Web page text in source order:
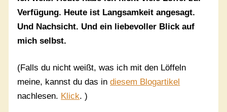
Verfügung. Heute ist Langsamkeit angesagt.
Und Nachsicht. Und ein liebevoller Blick auf
mich selbst.
(Falls du nicht weißt, was ich mit den Löffeln
meine, kannst du das indiesem Blogartikel
nachlesen. Klick. )